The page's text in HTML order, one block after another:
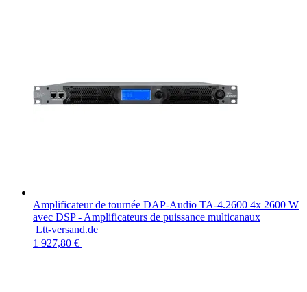
Amplificateur de tournée DAP-Audio TA-4.2600 4x 2600 W
avec DSP - Amplificateurs de puissance multicanaux
Ltt-versand.de
1 927,80 €